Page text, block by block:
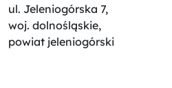
ul. Jeleniogórska 7,
woj. dolnośląskie,
powiat jeleniogórski